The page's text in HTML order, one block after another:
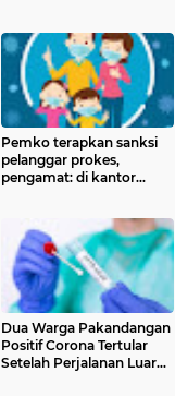
Pemko terapkan sanksi
pelanggar prokes,
pengamat: di kantor
Dua Warga Pakandangan
Positif Corona Tertular
Setelah Perjalanan Luar